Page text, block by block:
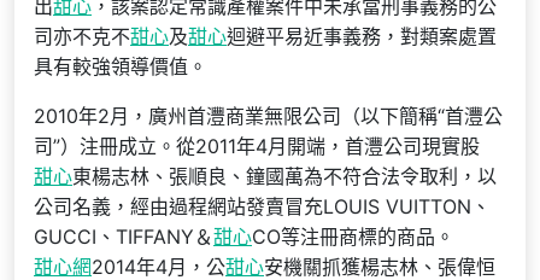
出甜心 ，該案認定常識產權案件中未承當刑事義務的公
司亦不克不甜心及甜心迴避平易近事義務，對類案處置
具有較強領導價值。
2010年2月，廣州首灃商業無限公司（以下簡稱“首灃公
司”）注冊成立。從2011年4月開端，首灃公司現實股
甜心東楊志林、張順良、鐘國萬為不符合法令取利，以
公司名義，經由過程網站發賣冒充LOUIS VUITTON、
GUCCI、TIFFANY＆甜心CO等注冊商標的商品。
甜心網2014年4月，公甜心安機關抓獲楊志林、張偉恒